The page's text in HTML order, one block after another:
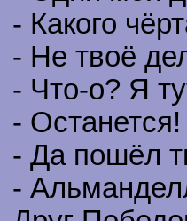
- Какого
- Не твоё
- Что-о? Я
- Останется!
- Да пошёл
-